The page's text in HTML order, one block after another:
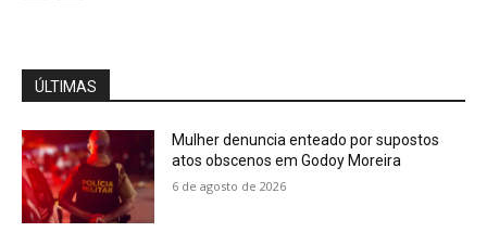
ÚLTIMAS
Mulher denuncia enteado por supostos
atos obscenos em Godoy Moreira
6 de agosto de 2026